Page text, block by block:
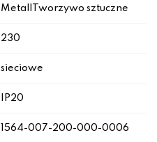
Metal|Tworzywo sztuczne
230
sieciowe
IP20
1564-007-200-000-0006